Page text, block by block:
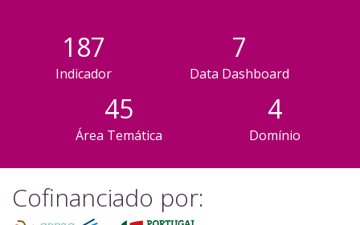
187
Indicador
7
Data Dashboard
45
Área Temática
4
Domínio
Cofinanciado por: